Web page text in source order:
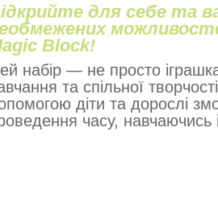
для себе та
Block!
набір — не просто
та спільної
діти та дорослі
часу, навчаючись